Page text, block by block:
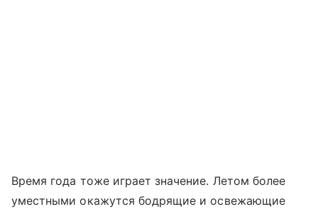
Время года тоже играет значение. Летом более
уместными окажутся бодрящие и освежающие